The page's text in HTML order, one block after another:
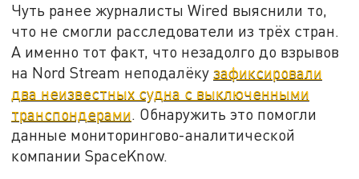
Чуть ранее журналисты Wired выяснили то,
что не смогли расследователи из трёх стран.
А именно тот факт, что незадолго до взрывов
на Nord Stream неподалёкузафиксировали
два неизвестных судна с выключенными
транспондерами. Обнаружить это помогли
данные мониторингово-аналитической
компании SpaceKnow.